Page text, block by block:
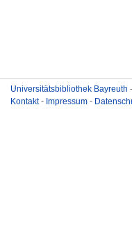
Universitätsbibliothek Bayreuth
Kontakt- Impressum -